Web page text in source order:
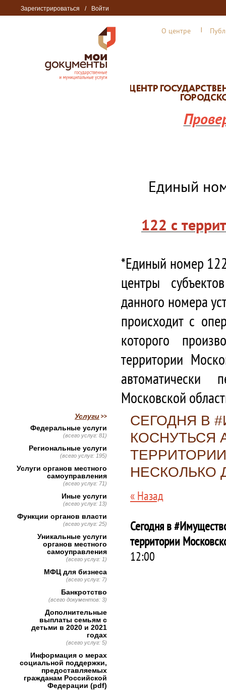
Зарегистрироваться / Войти
О центре
Единый
122 с
*Единый номер
центры
данного номера
происходит с
которого
территории
автоматически
Московской
СЕГОДНЯ В
КОСНУТЬСЯ
НЕСКОЛЬКО
« Назад
Сегодня в
территории
12:00
Услуги
Федеральные услуги
(всего услуг: 81)
Региональные услуги
(всего услуг: 195)
Услуги органов местного
самоуправления
(всего услуг: 71)
Иные услуги
(всего услуг: 13)
Функции органов власти
(всего услуг: 25)
Уникальные услуги
органов местного
самоуправления
(всего услуг: 1)
МФЦ для бизнеса
(всего услуг: 7)
Банкротство
(всего документов: 3)
Дополнительные
выплаты семьям с
детьми в 2020 и 2021
годах
(всего услуг: 5)
Информация о мерах
социальной поддержки,
предоставляемых
гражданам Российской
Федерации (pdf)